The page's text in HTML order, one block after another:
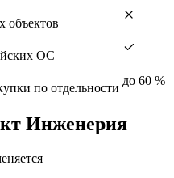
объектов
ОС
по отдельности
до 60 %
Инженерия